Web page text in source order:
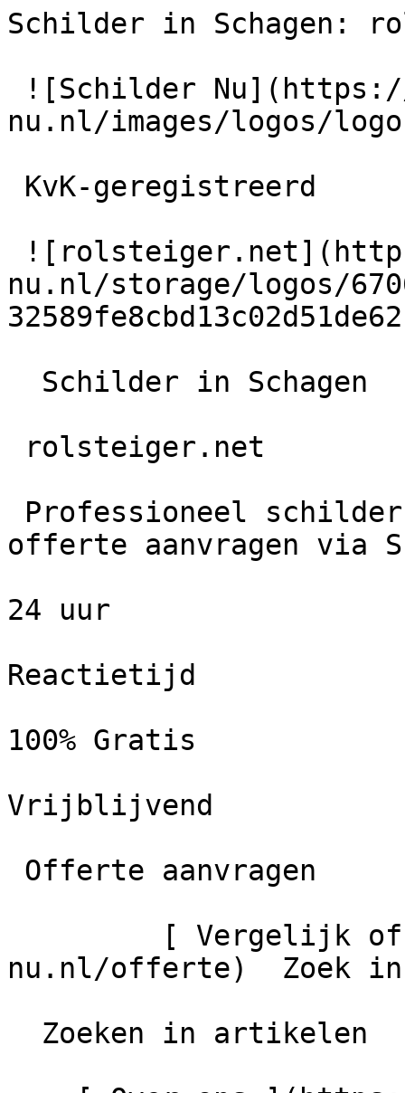
Schilder in Schagen:
nu.nl/images/logos/
nu.nl/storage/logos/
offerte aanvragen via
24 uur
Reactietijd
100% Gratis
Vrijblijvend
nu.nl/offerte)  Zoek